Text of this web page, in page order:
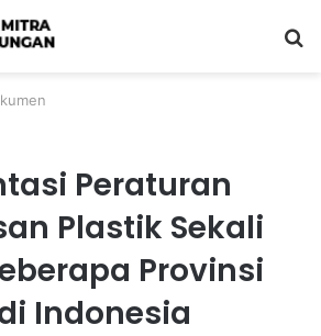
Peraturan
Plastik Sekali
Provinsi
Indonesia